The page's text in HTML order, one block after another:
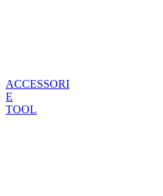
ACCESSORI
E
TOOL